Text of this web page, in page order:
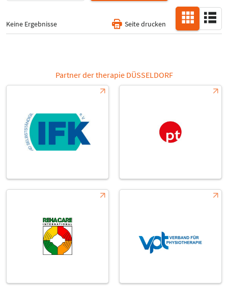
Keine Ergebnisse Seite drucken
Partner der therapie DÜSSELDORF